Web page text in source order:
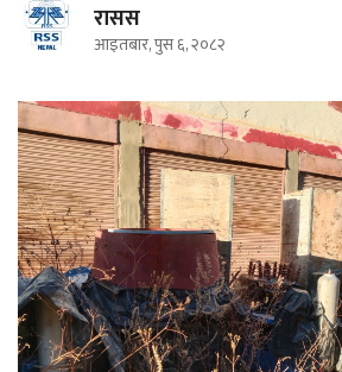
रासस
आइतबार, पुस ६, २०८२